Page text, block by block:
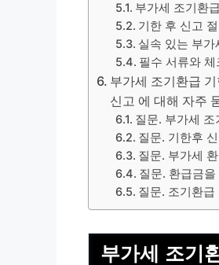
부가세 조기환
기한 후 신고
실속 있는 부
필수 서류와
부가세 조기환급
신고 에 대해 자주
질문. 부가세
질문. 기한후
질문. 부가세
질문. 환급금
질문. 조기환
부가세 조기